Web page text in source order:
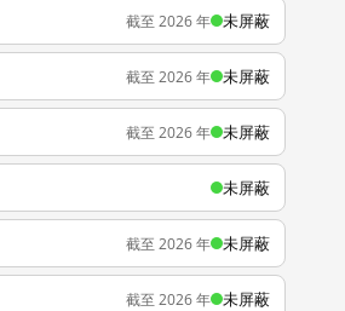
截至 2026 年 未屏蔽
截至 2026 年 未屏蔽
截至 2026 年 未屏蔽
未屏蔽
截至 2026 年 未屏蔽
截至 2026 年 未屏蔽